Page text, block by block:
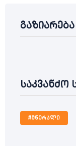
გაზიარება
საკვანძო
#მწერალი